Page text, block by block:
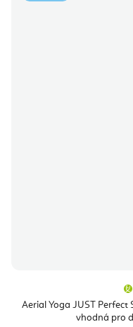
Aerial Yoga JUST Perfect
vhodná pro